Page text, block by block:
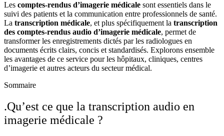
Les comptes-rendus d’imagerie médicale sont essentiels dans le
suivi des patients et la communication entre professionnels de santé.
La transcription médicale, et plus spécifiquement la transcription
des comptes-rendus audio d’imagerie médicale, permet de
transformer les enregistrements dictés par les radiologues en
documents écrits clairs, concis et standardisés. Explorons ensemble
les avantages de ce service pour les hôpitaux, cliniques, centres
d’imagerie et autres acteurs du secteur médical.
Sommaire
.Qu’est ce que la transcription audio en
imagerie médicale ?